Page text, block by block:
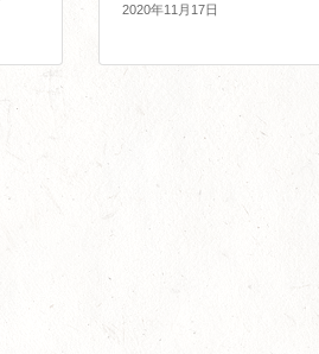
2020年11月17日